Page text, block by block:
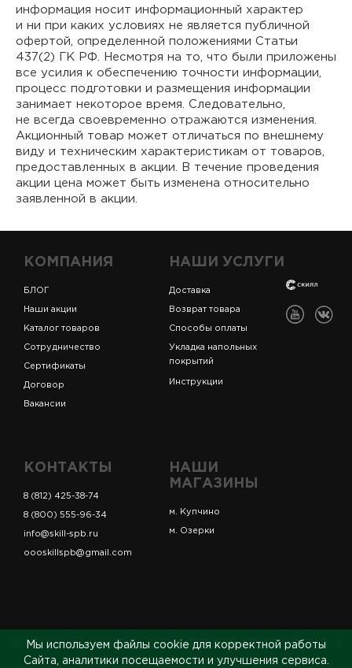
информация носит информационный характер
и ни при каких условиях не является публичной
офертой, определенной положениями Статьи
437(2) ГК РФ. Несмотря на то, что были приложены
все усилия к обеспечению точности информации,
процесс подготовки и размещения информации
занимает некоторое время. Следовательно,
не всегда своевременно отражаются изменения.
Акционный товар может отличаться по внешнему
виду и техническим характеристикам от товаров,
предоставленных в акции. В течение проведения
акции цена может быть изменена относительно
заявленной в акции.
КОМПАНИЯ
БЛОГ
Наши акции
Каталог товаров
Сотрудничество
Сертификаты
Договор
Вакансии
НАШИ УСЛУГИ
Доставка
Возврат товара
Способы оплаты
Укладка напольных
покрытий
Инструкции
КОНТАКТЫ
8 (812) 425-38-74
8 (800) 555-96-34
info@skill-spb.ru
oooskillspb@gmail.com
НАШИ
МАГАЗИНЫ
м. Купчино
м. Озерки
© ИП Коновалов Д.А., ОГРНИП 325784700361023. Все
права защищены.
Мы используем файлы cookie для корректной работы
Сайта, аналитики посещаемости и улучшения сервиса.